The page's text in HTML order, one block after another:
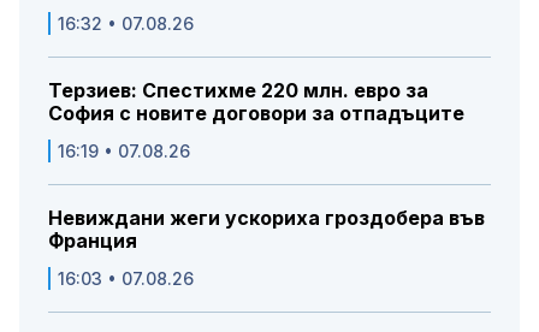
16:32 • 07.08.26
Терзиев: Спестихме 220 млн. евро за
София с новите договори за отпадъците
16:19 • 07.08.26
Невиждани жеги ускориха гроздобера във
Франция
16:03 • 07.08.26